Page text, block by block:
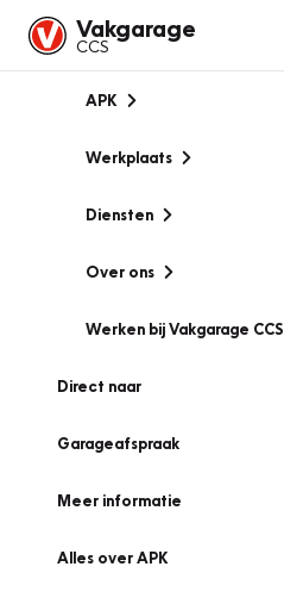
Vakgarage
CCS
APK
Werkplaats
Diensten
Over ons
Werken bij Vakgarage CCS
Direct naar
Garageafspraak
Meer informatie
Alles over APK